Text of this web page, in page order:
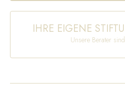
IHRE EIGENE
Unsere Berater